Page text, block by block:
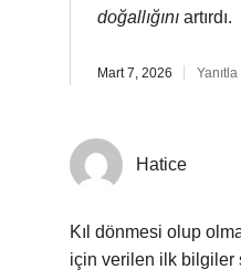
doğallığını artırdı.
Mart 7, 2026 Yanıtla
Hatice
Kıl dönmesi olup
için verilen ilk bilgiler